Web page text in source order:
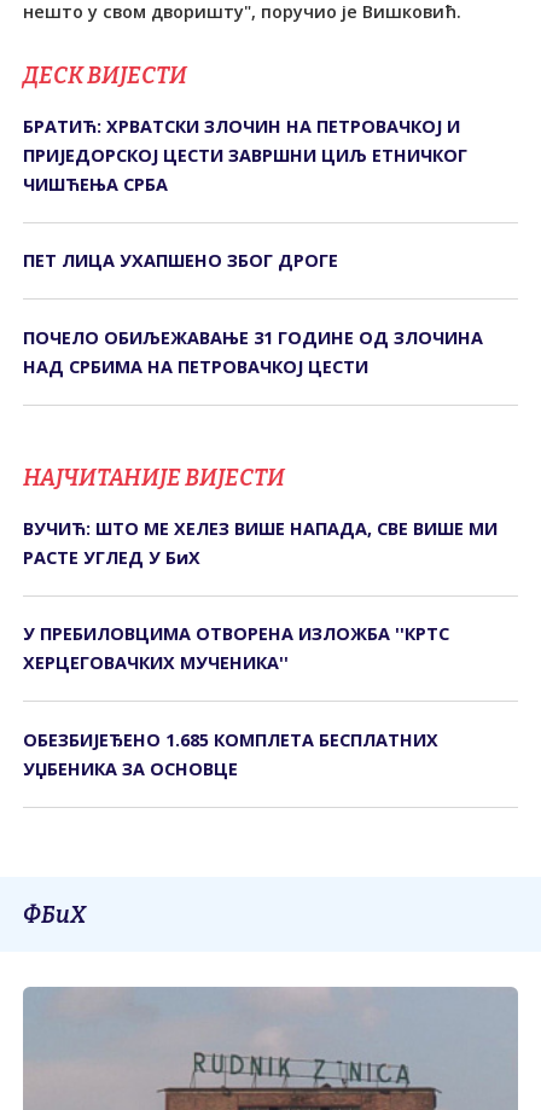
нешто у свом дворишту", поручио је Вишковић.
ДЕСК ВИЈЕСТИ
БРАТИЋ: ХРВАТСКИ ЗЛОЧИН НА ПЕТРОВАЧКОЈ И
ПРИЈЕДОРСКОЈ ЦЕСТИ ЗАВРШНИ ЦИЉ ЕТНИЧКОГ
ЧИШЋЕЊА СРБА
ПЕТ ЛИЦА УХАПШЕНО ЗБОГ ДРОГЕ
ПОЧЕЛО ОБИЉЕЖАВАЊЕ 31 ГОДИНЕ ОД ЗЛОЧИНА
НАД СРБИМА НА ПЕТРОВАЧКОЈ ЦЕСТИ
НАЈЧИТАНИЈЕ ВИЈЕСТИ
ВУЧИЋ: ШТО МЕ ХЕЛЕЗ ВИШЕ НАПАДА, СВЕ ВИШЕ МИ
РАСТЕ УГЛЕД У БиХ
У ПРЕБИЛОВЦИМА ОTВОРЕНА ИЗЛОЖБА ''КРTС
ХЕРЦЕГОВАЧКИХ МУЧЕНИКА''
ОБЕЗБИЈЕЂЕНО 1.685 КОМПЛЕТА БЕСПЛАТНИХ
УЏБЕНИКА ЗА ОСНОВЦЕ
ФБиХ